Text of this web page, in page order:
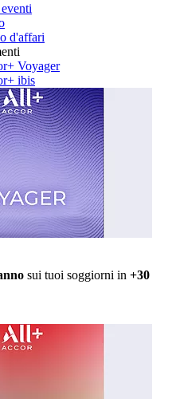
d'affari
Voyager
ibis
sui tuoi soggiorni in +30